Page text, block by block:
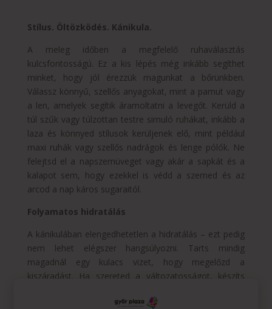
Stílus. Öltözködés. Kánikula.
A meleg időben a megfelelő ruhaválasztás
kulcsfontosságú. Ez a kis lépés még inkább segíthet
minket, hogy jól érezzük magunkat a bőrünkben.
Válassz könnyű, szellős anyagokat, mint a pamut vagy
a len, amelyek segítik áramoltatni a levegőt. Kerüld a
túl szűk vagy túlzottan testre simuló ruhákat, inkább a
laza és könnyed stílusok kerüljenek elő, mint például
maxi ruhák vagy szellős nadrágok és lenge pólók. Ne
felejtsd el a napszemüveget vagy akár a sapkát és a
kalapot sem, hogy ezekkel is védd a szemed és az
arcod a nap káros sugaraitól.
Folyamatos hidratálás
A kánikulában elengedhetetlen a hidratálás – ezt pedig
nem lehet elégszer hangsúlyozni. Tarts mindig
magadnál egy kulacs vizet, hogy megelőzd a
kiszáradást. Ha szereted a változatosságot, készíts
vagy limonádé valódi gyümölcsdarabokkal. Emellett a